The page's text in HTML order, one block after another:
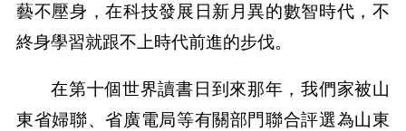
藝不壓身，在科技發展日新月異的數智時代，不
終身學習就跟不上時代前進的步伐。
在第十個世界讀書日到來那年，我們家被山
東省婦聯、省廣電局等有關部門聯合評選為山東